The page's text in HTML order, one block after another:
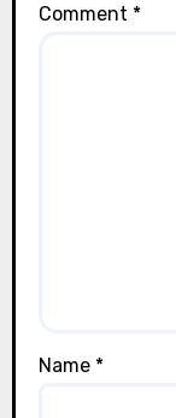
Comment *
Name *